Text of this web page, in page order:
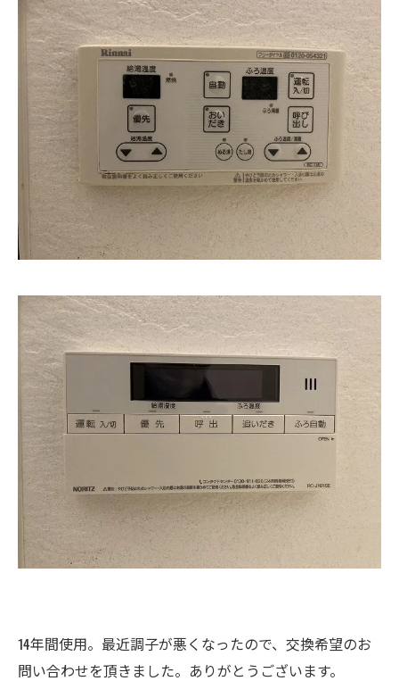
14年間使用。最近調子が悪くなったので、交換希望のお
問い合わせを頂きました。ありがとうございます。